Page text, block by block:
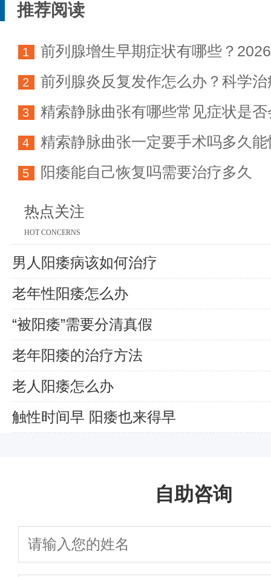
推荐阅读
1
前列腺增生早期症状有哪些？
科学防治指南
2
前列腺炎反复发作怎么办？科学
方法详解
3
精索静脉曲张有哪些常见症状是
育能力
4 精索静脉曲张一定要手术吗多久能
5 阳痿能自己恢复吗需要治疗多久
热点关注
HOT CONCERNS
男人阳痿病该如何治疗
老年性阳痿怎么办
“被阳痿”需要分清真假
老年阳痿的治疗方法
老人阳痿怎么办
触性时间早 阳痿也来得早
自助咨询